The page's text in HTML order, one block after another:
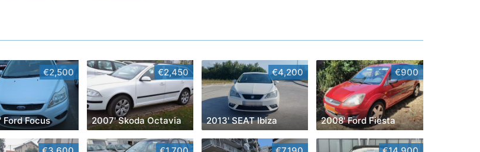
€2,500
Ford Focus
€2,450
2007' Skoda Octavia
€4,200
2013' SEAT Ibiza
€900
2008' Ford Fiesta